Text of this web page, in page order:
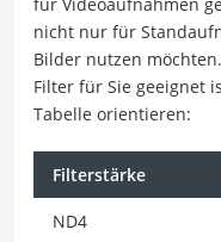
nicht nur für
Bilder nutzen
Filter für Sie geeignet
Tabelle orientieren:
Filterstärke
ND4